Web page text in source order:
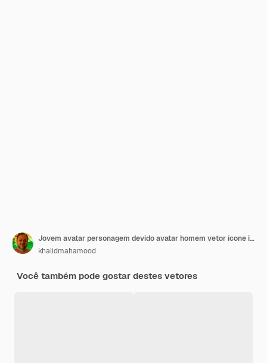
Jovem avatar personagem devido avatar homem vetor ícone ilustração de desenho animado
khalidmahamood
Você também pode gostar destes vetores